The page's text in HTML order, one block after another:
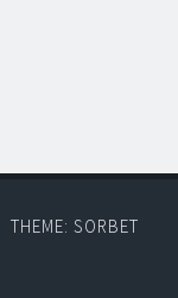
THEME: SORBET